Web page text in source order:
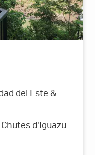
del Este &
d'Iguazu